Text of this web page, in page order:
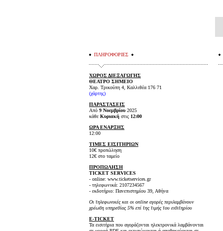
ΠΛΗΡΟΦΟΡΙΕΣ
ΧΩΡΟΣ ΔΙΕΞΑΓΩΓΗΣ
ΘΕΑΤΡΟ ΣΗΜΕΙΟ
Χαρ. Τρικούπη 4, Καλλιθέα 176 71
(χάρτης)
ΠΑΡΑΣΤΑΣΕΙΣ
Από 9 Νοεμβρίου 2025
κάθε Κυριακή στις 12:00
ΩΡΑ ΕΝΑΡΞΗΣ
12:00
ΤΙΜΕΣ ΕΙΣΙΤΗΡΙΩΝ
10€ προπώληση
12€ στο ταμείο
ΠΡΟΠΩΛΗΣΗ
TICKET SERVICES
- online: www.ticketservices.gr
- τηλεφωνικά: 2107234567
- εκδοτήριο: Πανεπιστημίου 39, Αθήνα
Οι τηλεφωνικές και οι online αγορές περιλαμβάνουν
χρέωση υπηρεσίας 5% επί της τιμής του εισιτηρίου
E-TICKET
Τα εισιτήρια που αγοράζονται ηλεκτρονικά λαμβάνονται